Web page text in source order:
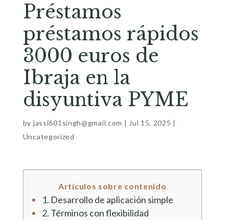
Préstamos
préstamos rápidos
3000 euros de
Ibraja en la
disyuntiva PYME
by jassi601singh@gmail.com | Jul 15, 2025 |
Uncategorized
Artículos sobre contenido
1. Desarrollo de aplicación simple
2. Términos con flexibilidad